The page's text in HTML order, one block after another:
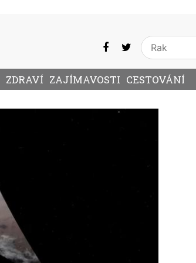
ZDRAVÍ ZAJÍMAVOSTI CESTOVÁNÍ